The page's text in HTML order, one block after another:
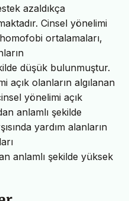
azaldıkça
Cinsel yönelimi
ortalamaları,
düşük bulunmuştur.
açık olanların algılanan
yönelimi açık
anlamlı şekilde
yardım alanların
anlamlı şekilde yüksek